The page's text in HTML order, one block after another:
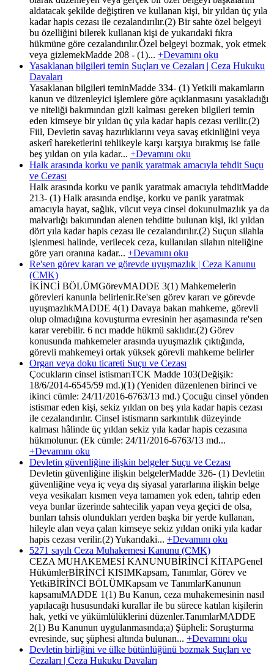
aldatacak şekilde değiştiren ve kullanan kişi, bir yıldan üç yıla
kadar hapis cezası ile cezalandırılır.(2) Bir sahte özel belgeyi
bu özelliğini bilerek kullanan kişi de yukarıdaki fıkra
hükmüne göre cezalandırılır.Özel belgeyi bozmak, yok etmek
veya gizlemekMadde 208 - (1)... +Devamını oku
Yasaklanan bilgileri temin Suçları ve Cezaları | Ceza Hukuku
Davaları
Yasaklanan bilgileri teminMadde 334- (1) Yetkili makamların
kanun ve düzenleyici işlemlere göre açıklanmasını yasakladığı
ve niteliği bakımından gizli kalması gereken bilgileri temin
eden kimseye bir yıldan üç yıla kadar hapis cezası verilir.(2)
Fiil, Devletin savaş hazırlıklarını veya savaş etkinliğini veya
askerî hareketlerini tehlikeyle karşı karşıya bırakmış ise faile
beş yıldan on yıla kadar... +Devamını oku
Halk arasında korku ve panik yaratmak amacıyla tehdit Suçu
ve Cezası
Halk arasında korku ve panik yaratmak amacıyla tehditMadde
213- (1) Halk arasında endişe, korku ve panik yaratmak
amacıyla hayat, sağlık, vücut veya cinsel dokunulmazlık ya da
malvarlığı bakımından alenen tehditte bulunan kişi, iki yıldan
dört yıla kadar hapis cezası ile cezalandırılır.(2) Suçun silahla
işlenmesi halinde, verilecek ceza, kullanılan silahın niteliğine
göre yarı oranına kadar... +Devamını oku
Re'sen görev kararı ve görevde uyuşmazlık | Ceza Kanunu
(CMK)
İKİNCİ BÖLÜMGörevMADDE 3(1) Mahkemelerin
görevleri kanunla belirlenir.Re'sen görev kararı ve görevde
uyuşmazlıkMADDE 4(1) Davaya bakan mahkeme, görevli
olup olmadığına kovuşturma evresinin her aşamasında re'sen
karar verebilir. 6 ncı madde hükmü saklıdır.(2) Görev
konusunda mahkemeler arasında uyuşmazlık çıktığında,
görevli mahkemeyi ortak yüksek görevli mahkeme belirler
Organ veya doku ticareti Suçu ve Cezası
Çocukların cinsel istismarıTCK Madde 103(Değişik:
18/6/2014-6545/59 md.)(1) (Yeniden düzenlenen birinci ve
ikinci cümle: 24/11/2016-6763/13 md.) Çocuğu cinsel yönden
istismar eden kişi, sekiz yıldan on beş yıla kadar hapis cezası
ile cezalandırılır. Cinsel istismarın sarkıntılık düzeyinde
kalması hâlinde üç yıldan sekiz yıla kadar hapis cezasına
hükmolunur. (Ek cümle: 24/11/2016-6763/13 md...
+Devamını oku
Devletin güvenliğine ilişkin belgeler Suçu ve Cezası
Devletin güvenliğine ilişkin belgelerMadde 326- (1) Devletin
güvenliğine veya iç veya dış siyasal yararlarına ilişkin belge
veya vesikaları kısmen veya tamamen yok eden, tahrip eden
veya bunlar üzerinde sahtecilik yapan veya geçici de olsa,
bunları tahsis olundukları yerden başka bir yerde kullanan,
hileyle alan veya çalan kimseye sekiz yıldan oniki yıla kadar
hapis cezası verilir.(2) Yukarıdaki... +Devamını oku
5271 sayılı Ceza Muhakemesi Kanunu (CMK)
CEZA MUHAKEMESİ KANUNUBİRİNCİ KİTAPGenel
HükümlerBİRİNCİ KISIMKapsam, Tanımlar, Görev ve
YetkiBİRİNCİ BÖLÜMKapsam ve TanımlarKanunun
kapsamıMADDE 1(1) Bu Kanun, ceza muhakemesinin nasıl
yapılacağı hususundaki kurallar ile bu sürece katılan kişilerin
hak, yetki ve yükümlülüklerini düzenler.TanımlarMADDE
2(1) Bu Kanunun uygulanmasında;a) Şüpheli: Soruşturma
evresinde, suç şüphesi altında bulunan... +Devamını oku
Devletin birliğini ve ülke bütünlüğünü bozmak Suçları ve
Cezaları | Ceza Hukuku Davaları